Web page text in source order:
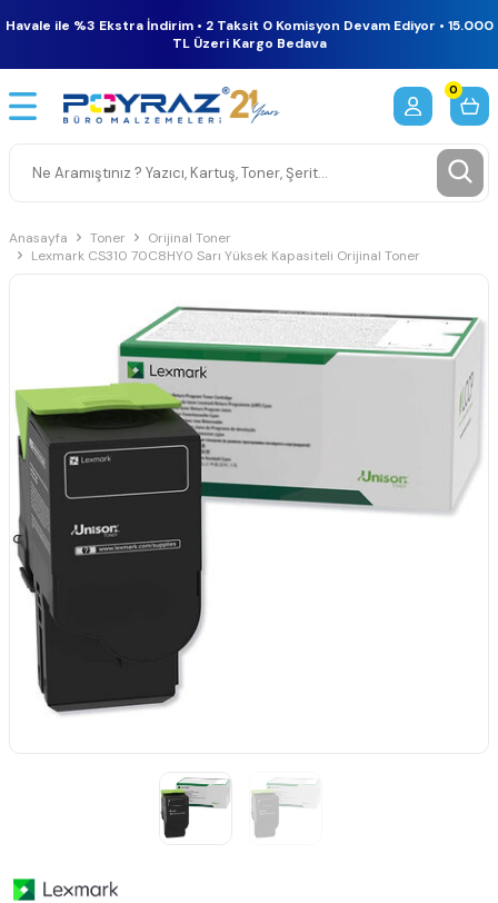
Havale ile %3 Ekstra İndirim • 2 Taksit 0 Komisyon Devam Ediyor • 15.000
TL Üzeri Kargo Bedava
0
Anasayfa Toner
Orijinal Toner
Lexmark CS310 70C8HY0 Sarı Yüksek Kapasiteli Orijinal Toner